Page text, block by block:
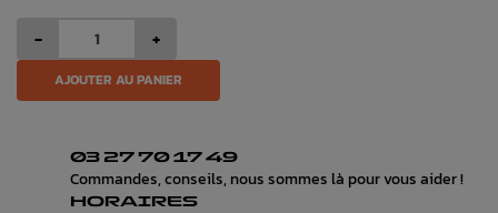
- +
AJOUTER AU PANIER
03 27 70 17 49
Commandes, conseils, nous sommes là pour vous aider !
HORAIRES